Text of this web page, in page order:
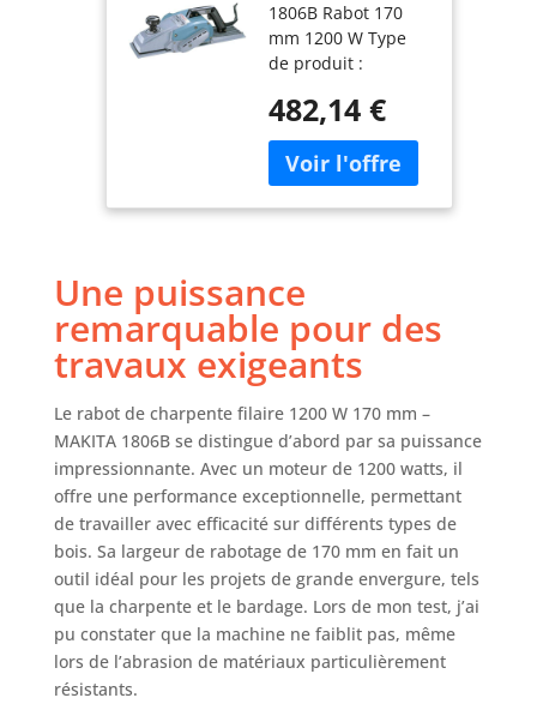
170 mm -
MAKITA 1806B
1806B Rabot 170
mm 1200 W Type
de produit :
Marque: MAKITA
FRANCE
482,14 €
Une puissance
remarquable pour des
travaux exigeants
Le rabot de charpente filaire 1200 W 170 mm –
MAKITA 1806B se distingue d’abord par sa puissance
impressionnante. Avec un moteur de 1200 watts, il
offre une performance exceptionnelle, permettant
de travailler avec efficacité sur différents types de
bois. Sa largeur de rabotage de 170 mm en fait un
outil idéal pour les projets de grande envergure, tels
que la charpente et le bardage. Lors de mon test, j’ai
pu constater que la machine ne faiblit pas, même
lors de l’abrasion de matériaux particulièrement
résistants.